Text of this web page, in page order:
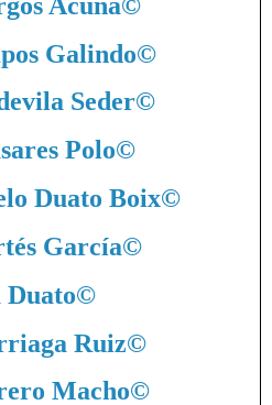
Galindo©
Seder©
Polo©
Duato Boix©
García©
Duato©
Ruiz©
Macho©